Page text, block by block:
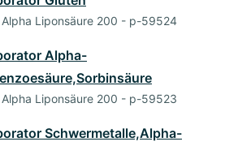
Liponsäure 200 - p-59524
Alpha-
Liponsäure 200 - p-59523
Schwermetalle,Alpha-